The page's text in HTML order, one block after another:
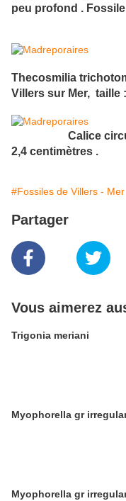
peu profond .
Thecosmilia
Villers sur Mer, taille
Calice
2,4 centimètres .
#Fossiles de Villers - Mer
Partager
Vous aimerez
Trigonia meriani
Myophorella gr
Myophorella gr